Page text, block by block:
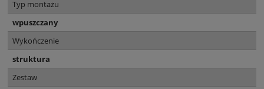
Typ montażu
wpuszczany
Wykończenie
struktura
Zestaw